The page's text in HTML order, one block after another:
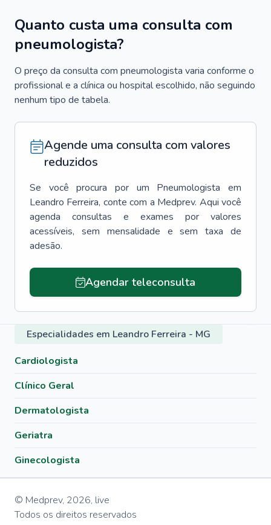
Quanto custa uma consulta com
pneumologista?
O preço da consulta com pneumologista varia conforme o
profissional e a clínica ou hospital escolhido, não seguindo
nenhum tipo de tabela.
Agende uma consulta com valores
reduzidos
Se você procura por um Pneumologista
em
Leandro Ferreira, conte com a Medprev. Aqui você
agenda consultas e exames por valores
acessíveis, sem mensalidade e sem taxa de
adesão.
Agendar teleconsulta
Especialidades em Leandro Ferreira - MG
Cardiologista
Clínico Geral
Dermatologista
Geriatra
Ginecologista
© Medprev, 2026, live
Todos os direitos reservados